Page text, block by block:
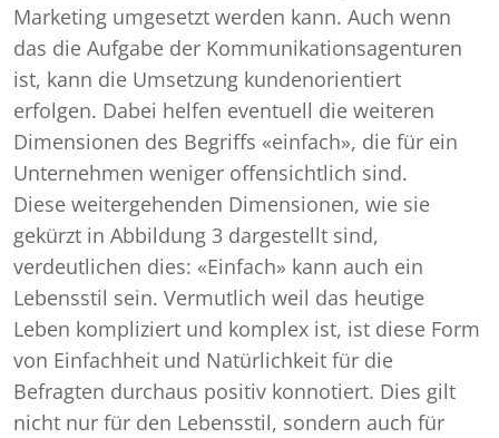
Marketing umgesetzt werden kann. Auch wenn
das die Aufgabe der Kommunikationsagenturen
ist, kann die Umsetzung kundenorientiert
erfolgen. Dabei helfen eventuell die weiteren
Dimensionen des Begriffs «einfach», die für ein
Unternehmen weniger offensichtlich sind.
Diese weitergehenden Dimensionen, wie sie
gekürzt in Abbildung 3 dargestellt sind,
verdeutlichen dies: «Einfach» kann auch ein
Lebensstil sein. Vermutlich weil das heutige
Leben kompliziert und komplex ist, ist diese Form
von Einfachheit und Natürlichkeit für die
Befragten durchaus positiv konnotiert. Dies gilt
nicht nur für den Lebensstil, sondern auch für